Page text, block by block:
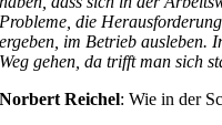
Probleme, die
ergeben, im Betrieb ausleben.
Weg gehen, da trifft man sich
Norbert Reichel: Wie in der